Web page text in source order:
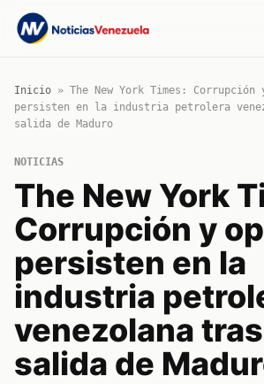
Inicio » The New York Times: Corrupción
persisten en la industria petrolera
salida de Maduro
NOTICIAS
The New York
Corrupción y
persisten en la
industria
venezolana
salida de